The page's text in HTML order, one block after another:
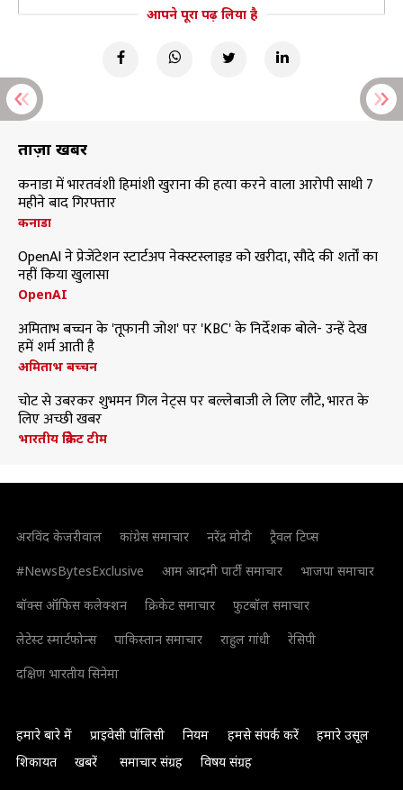
आपने पूरा पढ़ लिया है
ताज़ा खबरें
कनाडा में भारतवंशी हिमांशी खुराना की हत्या करने वाला आरोपी साथी 7
महीने बाद गिरफ्तार
कनाडा
OpenAI ने प्रेजेंटेशन स्टार्टअप नेक्स्टस्लाइड को खरीदा, सौदे की शर्तों का
नहीं किया खुलासा
OpenAI
अमिताभ बच्चन के 'तूफानी जोश' पर 'KBC' के निर्देशक बोले- उन्हें देख
हमें शर्म आती है
अमिताभ बच्चन
चोट से उबरकर शुभमन गिल नेट्स पर बल्लेबाजी ले लिए लौटे, भारत के
लिए अच्छी खबर
भारतीय क्रिकेट टीम
अरविंद केजरीवाल कांग्रेस समाचार नरेंद्र मोदी
ट्रैवल टिप्स
#NewsBytesExclusive
आम आदमी पार्टी समाचार
भाजपा समाचार
बॉक्स ऑफिस कलेक्शन
क्रिकेट समाचार
फुटबॉल समाचार
लेटेस्ट स्मार्टफोन्स
पाकिस्तान समाचार राहुल गांधी
रेसिपी
दक्षिण भारतीय सिनेमा
हमारे बारे में प्राइवेसी पॉलिसी नियम हमसे संपर्क करें
हमारे उसूल
शिकायत
खबरें समाचार संग्रह विषय संग्रह